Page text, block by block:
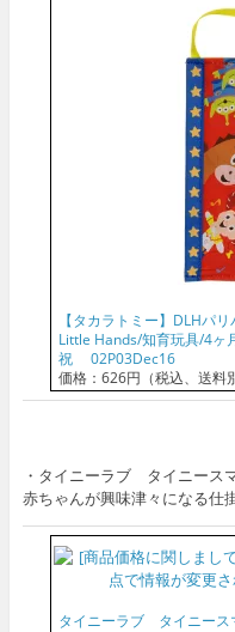
【タカラトミー】DLHパ
Little Hands/知育玩具/4ヶ
祝 02P03Dec16
価格：626円（税込、送料
・タイニーラブ タイニース
赤ちゃんが興味津々になる仕
タイニーラブ タイニース